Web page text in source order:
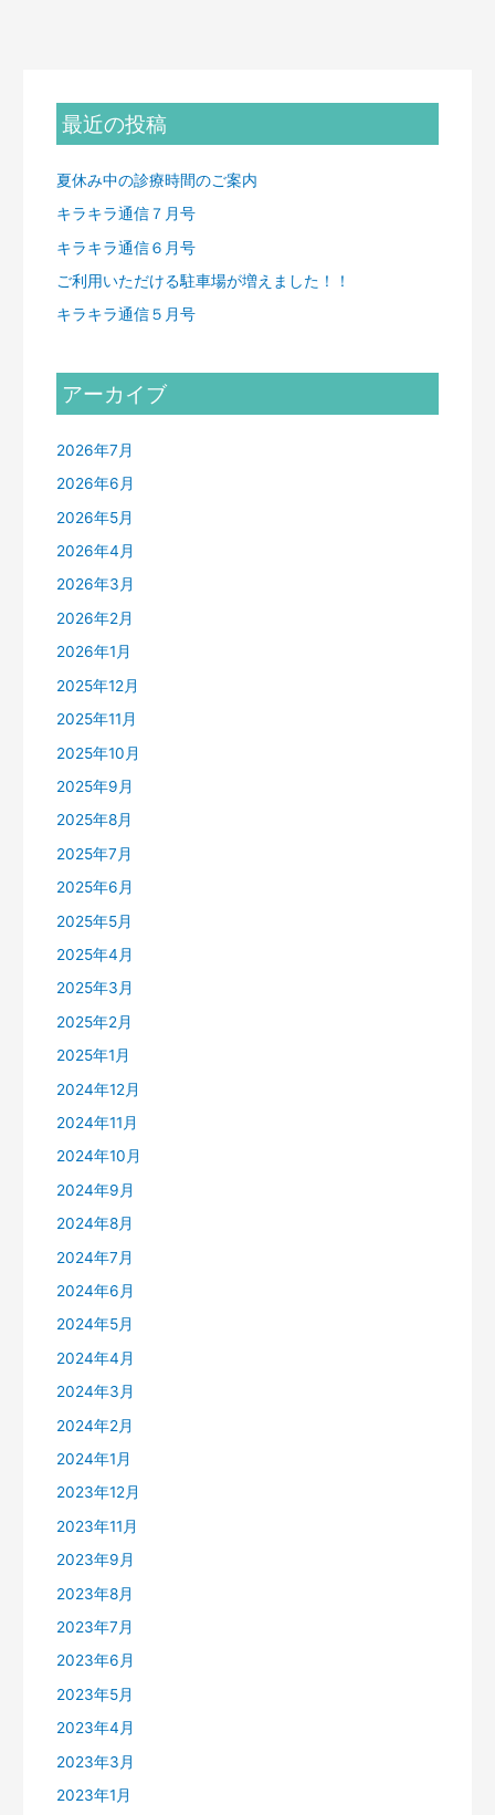
最近の投稿
夏休み中の診療時間のご案内
キラキラ通信７月号
キラキラ通信６月号
ご利用いただける駐車場が増えました！！
キラキラ通信５月号
アーカイブ
2026年7月
2026年6月
2026年5月
2026年4月
2026年3月
2026年2月
2026年1月
2025年12月
2025年11月
2025年10月
2025年9月
2025年8月
2025年7月
2025年6月
2025年5月
2025年4月
2025年3月
2025年2月
2025年1月
2024年12月
2024年11月
2024年10月
2024年9月
2024年8月
2024年7月
2024年6月
2024年5月
2024年4月
2024年3月
2024年2月
2024年1月
2023年12月
2023年11月
2023年9月
2023年8月
2023年7月
2023年6月
2023年5月
2023年4月
2023年3月
2023年1月